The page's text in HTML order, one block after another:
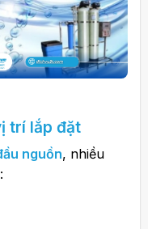
trí lắp đặt
nguồn, nhiều